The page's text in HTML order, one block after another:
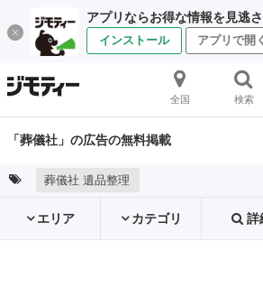
アプリならお得な情報を見逃さ
インストール アプリで開く
全国 検索
「葬儀社」の広告の無料掲載
葬儀社 遺品整理
エリア カテゴリ 詳